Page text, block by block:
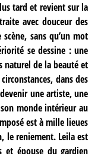
tard et revient sur la
avec douceur des
sans qu’un mot
se dessine : une
naturel de la beauté et
dans des
une artiste, une
monde intérieur au
est à mille lieues
le reniement. Leila est
et épouse du gardien